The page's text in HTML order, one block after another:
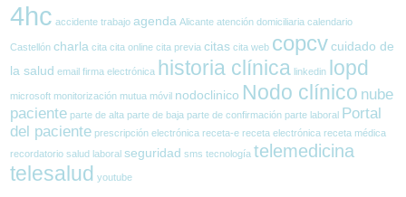
4hc accidente trabajo agenda Alicante atención domiciliaria calendario
Castellón charla cita cita online cita previa citas cita web copcv cuidado de
la salud email firma electrónica historia clínica linkedin lopd
microsoft monitorización mutua móvil nodoclinico Nodo clínico nube
paciente parte de alta parte de baja parte de confirmación parte laboral
Portal
del paciente prescripción electrónica receta-e receta electrónica receta médica
recordatorio salud laboral seguridad sms tecnología telemedicina
telesalud youtube